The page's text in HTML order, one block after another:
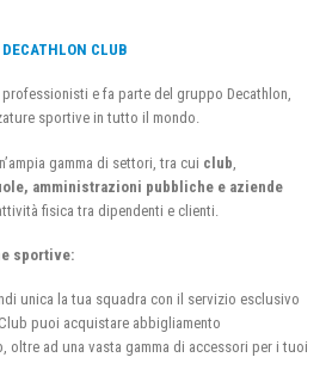
DECATHLON CLUB
e fa parte del gruppo Decathlon,
sportive in tutto il mondo.
gamma di settori, tra cui club
amministrazioni pubbliche e aziende
fisica tra dipendenti e clienti.
sportive:
unica la tua squadra con il servizio esclusivo
puoi acquistare abbigliamento
oltre ad una vasta gamma di accessori per i tuoi